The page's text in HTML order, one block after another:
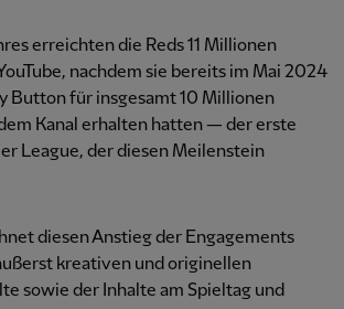
erreichten die Reds 11 Millionen
nachdem sie bereits im Mai 2024
Button für insgesamt 10 Millionen
Kanal erhalten hatten — der erste
League, der diesen Meilenstein
diesen Anstieg der Engagements
kreativen und originellen
sowie der Inhalte am Spieltag und